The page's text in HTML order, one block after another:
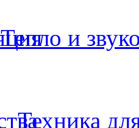
Тепло и
Техника